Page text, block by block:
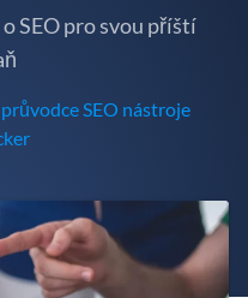
SEO pro svou příští
průvodce SEO nástroje